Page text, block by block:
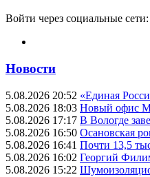
Войти через социальные сети:
Новости
5.08.2026 20:52 «Единая
5.08.2026 18:03 Новый офис
5.08.2026 17:17 В Вологде
5.08.2026 16:50 Осановская
5.08.2026 16:41 Почти 13,5
5.08.2026 16:02 Георгий
5.08.2026 15:22